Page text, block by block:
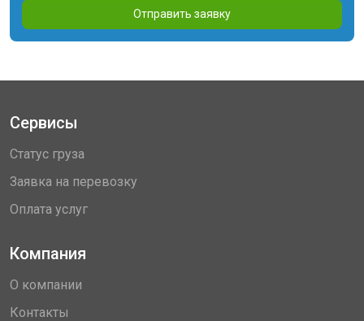
Отправить заявку
Сервисы
Статус груза
Заявка на перевозку
Оплата услуг
Компания
О компании
Контакты